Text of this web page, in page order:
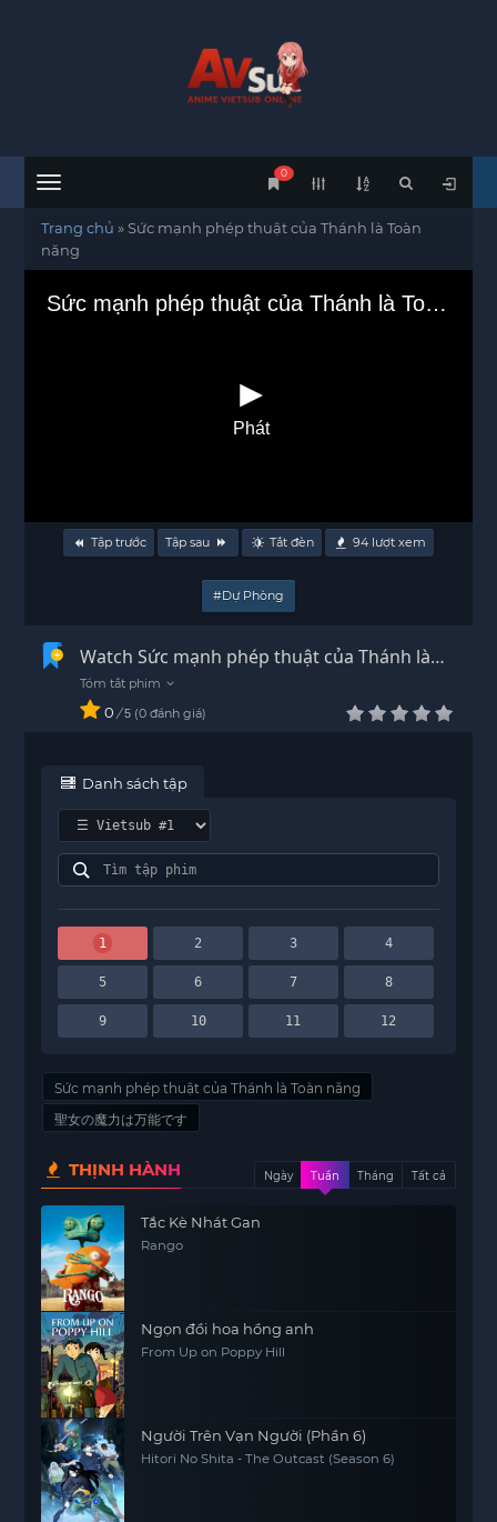
Menu
0
Trang chủ »Sức mạnh phép thuật của Thánh là Toàn
năng
Sức mạnh phép thuật của Thánh là Toàn năng
Phát
Tập trước Tập sau Tắt đèn 94 lượt xem
#Dự Phòng
Watch Sức mạnh phép thuật của Thánh là
Toàn năng Vietsub - HD
0 / 5 0 đánh giá
Danh sách tập
1 2 3 4
5 6 7 8
9 10 11 12
Sức mạnh phép thuật của Thánh là Toàn năng
聖女の魔力は万能です
THỊNH HÀNH Ngày Tuần Tháng Tất cả
Tắc Kè Nhát Gan
Rango
Ngọn đồi hoa hồng anh
From Up on Poppy Hill
Người Trên Vạn Người (Phần 6)
Hitori No Shita - The Outcast (Season 6)